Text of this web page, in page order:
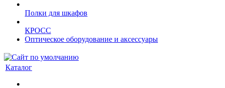
Полки для шкафов
КРОСС
Оптическое оборудование и аксессуары
Каталог